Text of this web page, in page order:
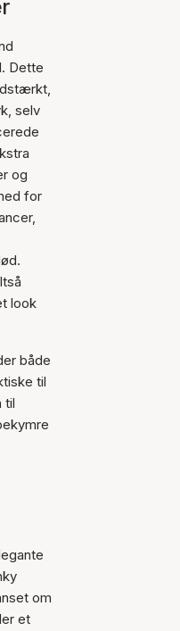
Dette
selv
og
for
look
både
til
til
om
et